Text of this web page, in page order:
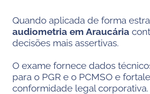
Quando aplicada de forma
audiometria em Araucária
decisões mais assertivas.
O exame fornece dados
para o PGR e o PCMSO e
conformidade legal corporativa.